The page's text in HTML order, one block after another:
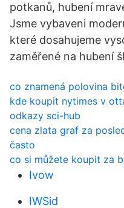
potkanů, hubení
Jsme vybaveni
které dosahujeme
zaměřené na hubení
co znamená polovina
kde koupit nytimes v
odkazy sci-hub
cena zlata graf za
často
co si můžete koupit za
Ivow
IWSid